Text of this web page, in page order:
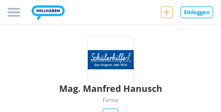
Einloggen
Mag. Manfred Hanusch
Firma